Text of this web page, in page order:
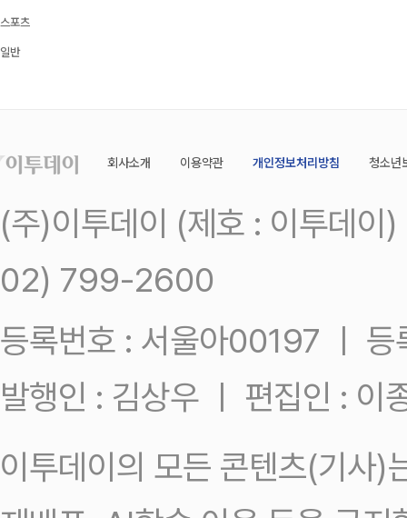
스포츠
일반
회사소개 이용약관 개인정보처리방침 청소년
(주)이투데이 (제호 : 이투데
02) 799-2600
등록번호 : 서울아00197 ㅣ
발행인 : 김상우 ㅣ 편집인 : 이
이투데이의 모든 콘텐츠(기사)